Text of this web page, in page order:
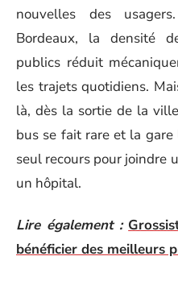
nouvelles des
Bordeaux, la densité
publics réduit
les trajets quotidiens.
là, dès la sortie de la
bus se fait rare et la
seul recours pour joindre
un hôpital.
Lire également :
bénéficier des meilleurs